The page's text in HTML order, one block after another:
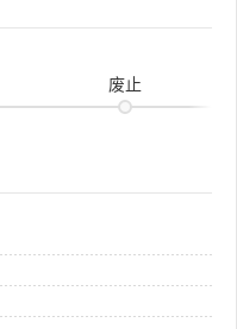
废止